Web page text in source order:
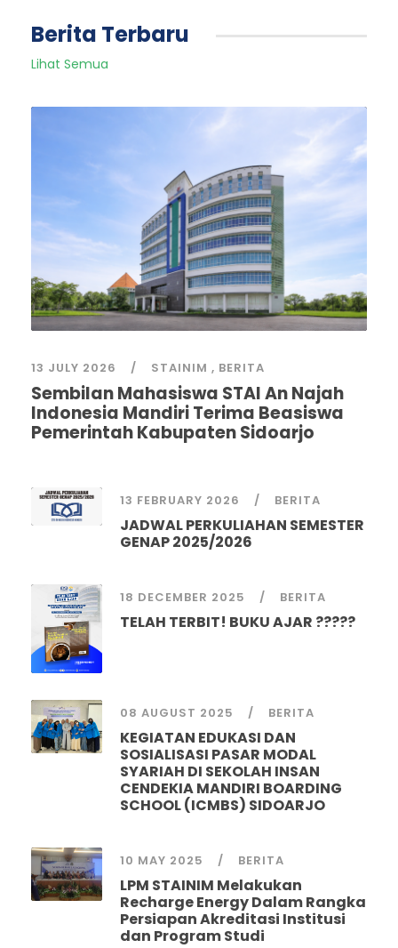
Berita Terbaru
Lihat Semua
13 JULY 2026 STAINIM , BERITA
Sembilan Mahasiswa STAI An Najah
Indonesia Mandiri Terima Beasiswa
Pemerintah Kabupaten Sidoarjo
13 FEBRUARY 2026 BERITA
JADWAL PERKULIAHAN SEMESTER
GENAP 2025/2026
18 DECEMBER 2025 BERITA
TELAH TERBIT! BUKU AJAR ?????
08 AUGUST 2025 BERITA
KEGIATAN EDUKASI DAN
SOSIALISASI PASAR MODAL
SYARIAH DI SEKOLAH INSAN
CENDEKIA MANDIRI BOARDING
SCHOOL (ICMBS) SIDOARJO
10 MAY 2025 BERITA
LPM STAINIM Melakukan
Recharge Energy Dalam Rangka
Persiapan Akreditasi Institusi
dan Program Studi